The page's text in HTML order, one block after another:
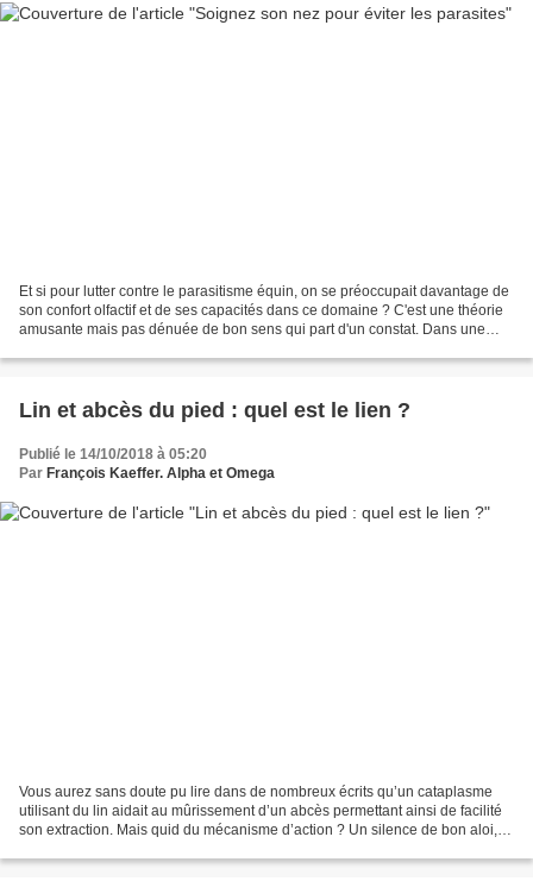
Et si pour lutter contre le parasitisme équin, on se préoccupait davantage de
son confort olfactif et de ses capacités dans ce domaine ? C'est une théorie
amusante mais pas dénuée de bon sens qui part d'un constat. Dans une
Lin et abcès du pied : quel est le lien ?
Publié le 14/10/2018 à 05:20
Par François Kaeffer. Alpha et Omega
Vous aurez sans doute pu lire dans de nombreux écrits qu’un cataplasme
utilisant du lin aidait au mûrissement d’un abcès permettant ainsi de facilité
son extraction. Mais quid du mécanisme d’action ? Un silence de bon aloi,